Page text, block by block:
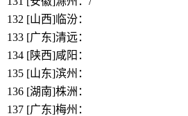
132 [山西]临汾：
133 [广东]清远：
134 [陕西]咸阳：
135 [山东]滨州：
136 [湖南]株洲：
137 [广东]梅州：